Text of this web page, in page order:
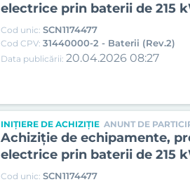
electrice prin baterii de 215
Cod unic: SCN1174477
Cod CPV: 31440000-2 - Baterii (Rev.2)
Data publicării: 20.04.2026 08:27
INIȚIERE DE ACHIZIȚIE ANUNT DE
Achiziție de echipamente,
electrice prin baterii de 215
Cod unic: SCN1174477